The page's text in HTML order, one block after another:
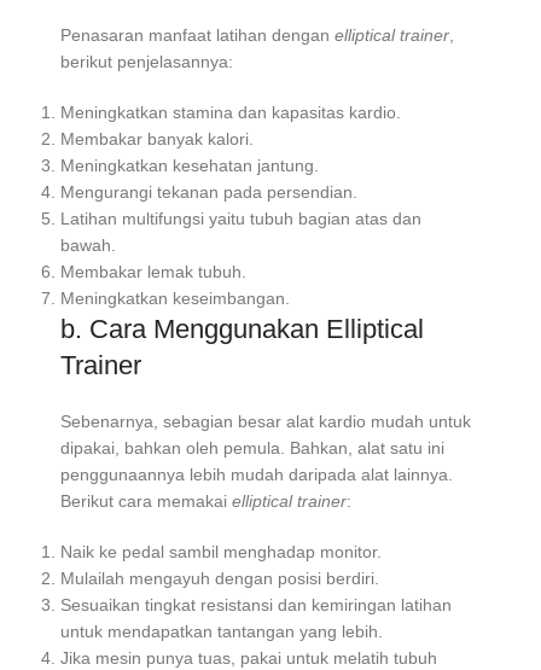
Penasaran manfaat latihan dengan elliptical trainer
berikut penjelasannya:
Meningkatkan stamina dan kapasitas kardio.
Membakar banyak kalori.
Meningkatkan kesehatan jantung.
Mengurangi tekanan pada persendian.
Latihan multifungsi yaitu tubuh bagian atas dan
bawah.
Membakar lemak tubuh.
Meningkatkan keseimbangan.
b. Cara Menggunakan Elliptical
Trainer
Sebenarnya, sebagian besar alat kardio mudah untuk
dipakai, bahkan oleh pemula. Bahkan, alat satu ini
penggunaannya lebih mudah daripada alat lainnya.
Berikut cara memakai elliptical trainer:
Naik ke pedal sambil menghadap monitor.
Mulailah mengayuh dengan posisi berdiri.
Sesuaikan tingkat resistansi dan kemiringan latihan
untuk mendapatkan tantangan yang lebih.
Jika mesin punya tuas, pakai untuk melatih tubuh